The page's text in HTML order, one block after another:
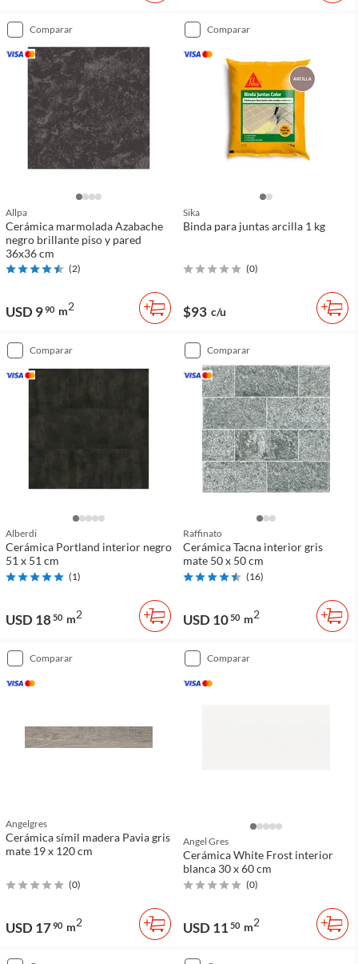
comparar
Allpa
Cerámica marmolada Azabache
negro brillante piso y pared
36x36 cm
(2)
USD 990 m2
comparar
Sika
Binda para juntas arcilla 1 kg
(0)
$93 c/u
comparar
Alberdi
Cerámica Portland interior negro
51 x 51 cm
(1)
USD 1850 m2
comparar
Raffinato
Cerámica Tacna interior gris
mate 50 x 50 cm
(16)
USD 1050 m2
comparar
Angelgres
Cerámica símil madera Pavia gris
mate 19 x 120 cm
(0)
USD 1790 m2
comparar
Angel Gres
Cerámica White Frost interior
blanca 30 x 60 cm
(0)
USD 11 50 m2